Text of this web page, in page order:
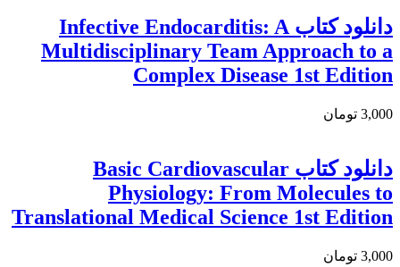
دانلود کتاب Infective Endocarditis: A
Multidisciplinary Team Approach to a
Complex Disease 1st Edition
3,000 تومان
دانلود كتاب Basic Cardiovascular
Physiology: From Molecules to
Translational Medical Science 1st Edition
3,000 تومان